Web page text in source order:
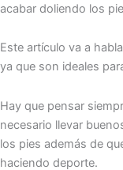
acabar doliendo los
Este artículo va a
ya que son ideales
Hay que pensar
necesario llevar
los pies además de
haciendo deporte.